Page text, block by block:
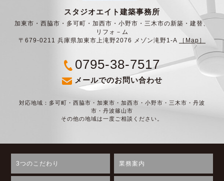
スタジオエイト建築事務所
加東市・西脇市・多可町・加西市・小野市・三木市の新築・建替、
リフォ－ム
〒679-0211 兵庫県加東市上滝野2076 メゾン滝野1-A
［Map］
0795-38-7517
メールでのお問い合わせ
対応地域：多可町・西脇市・加東市・加西市・小野市・三木市・丹波
市・丹波篠山市
その他の地域は一度ご相談ください。
3つのこだわり 業務案内